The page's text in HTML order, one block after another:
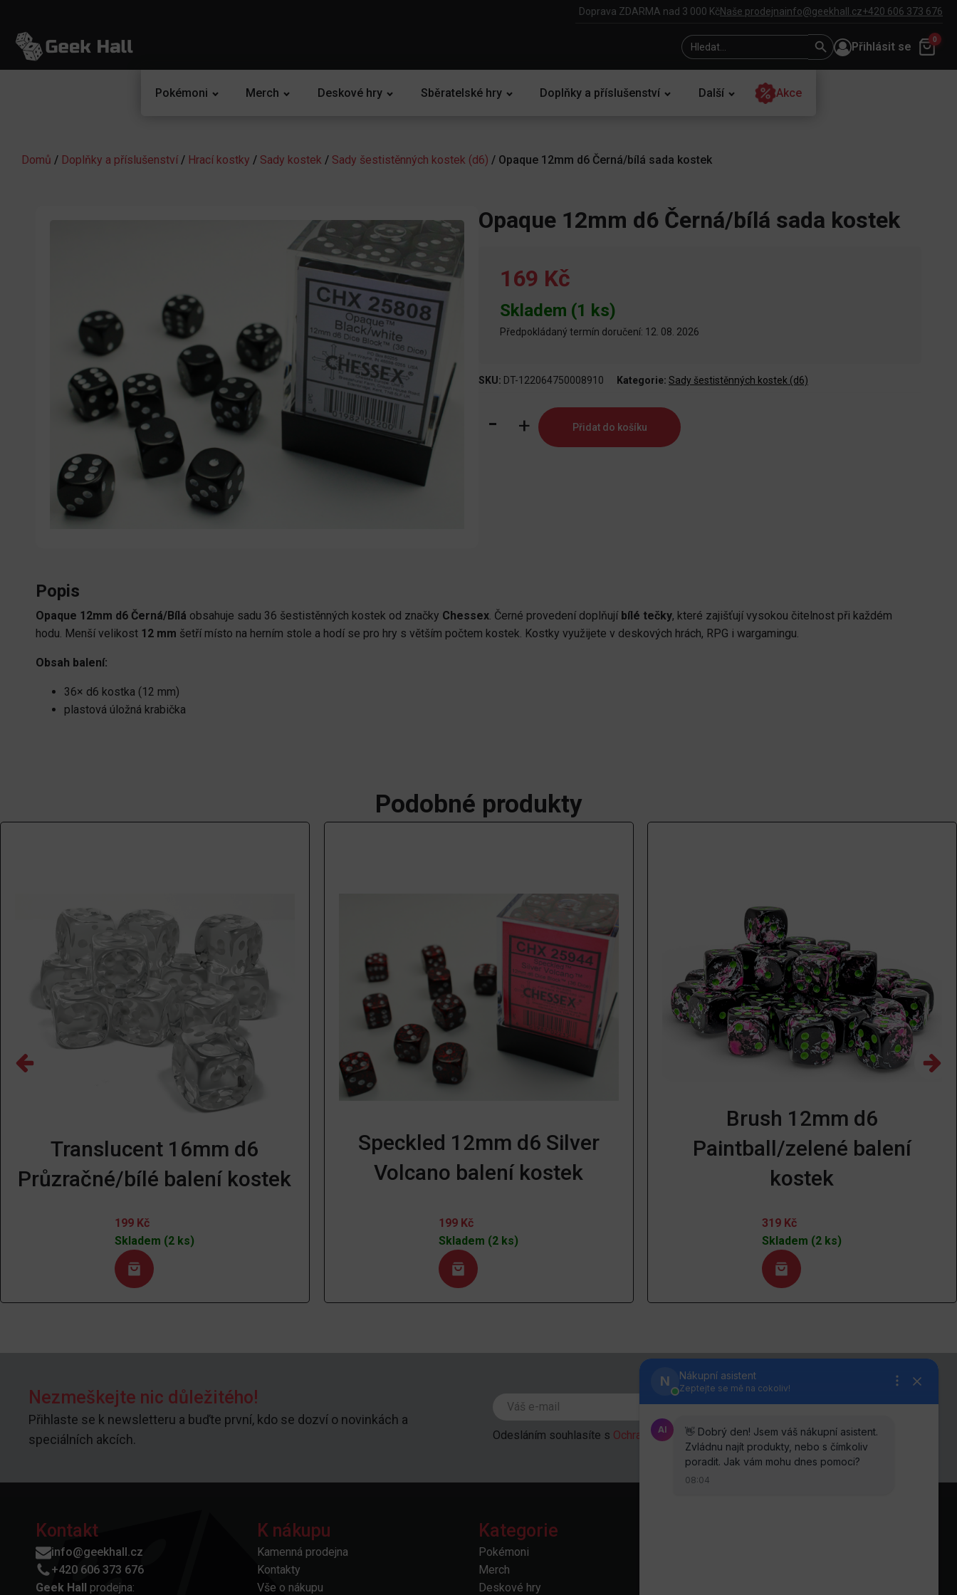
Doprava ZDARMA nad 3 000 KčNaše prodejnainfo@geekhall.cz+420 606 373 676
Search
for:
Search
Button
Přihlásit se
0
Pokémoni Merch Deskové hry Sběratelské hry Doplňky a příslušenství Další Akce
Domů / Doplňky a příslušenství / Hrací kostky / Sady kostek / Sady šestistěnných kostek (d6) / Opaque 12mm d6 Černá/bílá sada kostek
Opaque 12mm d6 Černá/bílá sada kostek
169 Kč
Skladem (1 ks)
Předpokládaný termín doručení: 12. 08. 2026
SKU: DT-122064750008910 Kategorie: Sady šestistěnných kostek (d6)
Opaque
12mm
Přidat do košíku
Popis
Opaque 12mm d6 Černá/Bílá obsahuje sadu 36 šestistěnných kostek od značky Chessex. Černé provedení doplňují bílé tečky, které zajišťují vysokou čitelnost při každém
hodu. Menší velikost 12 mm šetří místo na herním stole a hodí se pro hry s větším počtem kostek. Kostky využijete v deskových hrách, RPG i wargamingu.
Obsah balení:
36× d6 kostka (12 mm)
plastová úložná krabička
Podobné produkty
Translucent 16mm d6
Průzračné/bílé balení kostek
199 Kč
Skladem (2 ks)
Speckled 12mm d6 Silver
Volcano balení kostek
199 Kč
Skladem (2 ks)
Brush 12mm d6
Paintball/zelené balení
kostek
319 Kč
Skladem (2 ks)
Nezmeškejte nic důležitého!
Přihlaste se k newsletteru a buďte první, kdo se dozví o novinkách a
speciálních akcích.
Odesláním souhlasíte s Ochranou osobních údajů.
Kontakt
info@geekhall.cz
+420 606 373 676
Geek Hall
prodejna:
K nákupu
Kamenná prodejna
Kontakty
Vše o nákupu
Kategorie
Pokémoni
Merch
Deskové hry